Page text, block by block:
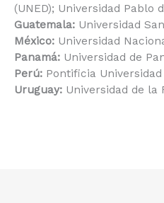
(UNED); Universidad Pablo
Guatemala: Universidad
México: Universidad
Panamá: Universidad de
Perú: Pontificia
Uruguay: Universidad de la